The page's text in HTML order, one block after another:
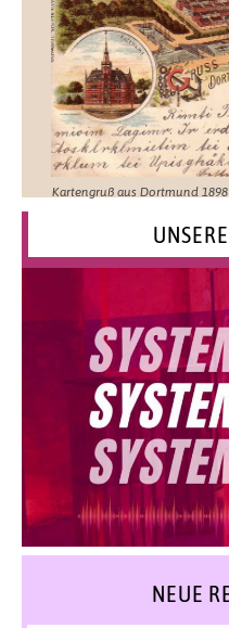
Kartengruß aus Dortmund
NEUE